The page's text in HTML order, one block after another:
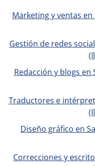
Marketing y ventas
Gestión de redes
Redacción y blogs en
Traductores e
Diseño gráfico en
Correcciones y